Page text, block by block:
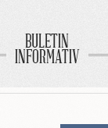
BULETIN
INFORMATIV